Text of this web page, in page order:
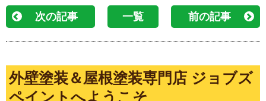
次の記事 一覧 前の記事
外壁塗装＆屋根塗装専門店 ジョブズ
ペイントへようこそ